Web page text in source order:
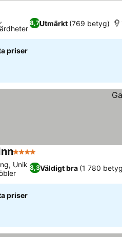
8,7Utmärkt (769 betyg)
priser
4 Stjärnor
8,3Väldigt bra (1 780
Unik
priser